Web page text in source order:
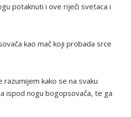
potaknuti i ove riječi svetaca i
kao mač koji probada srce
razumijem kako se na svaku
ispod nogu bogopsovača, te ga